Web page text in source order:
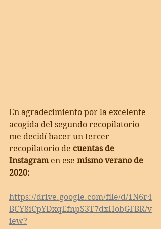
En agradecimiento por la excelente
acogida del segundo recopilatorio
me decidí hacer un tercer
recopilatorio de cuentas de
Instagram en ese mismo verano de
2020:
https://drive.google.com/file/d/1N6r4
BCY8iCpYDxqEfnpS3T7dxHobGFBR/v
iew?